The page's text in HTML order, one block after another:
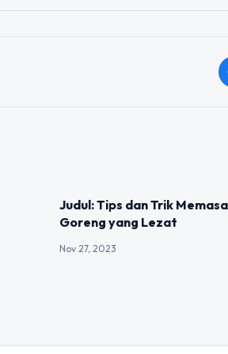
Judul: Tips dan Trik
Goreng yang Lezat
Nov 27, 2023